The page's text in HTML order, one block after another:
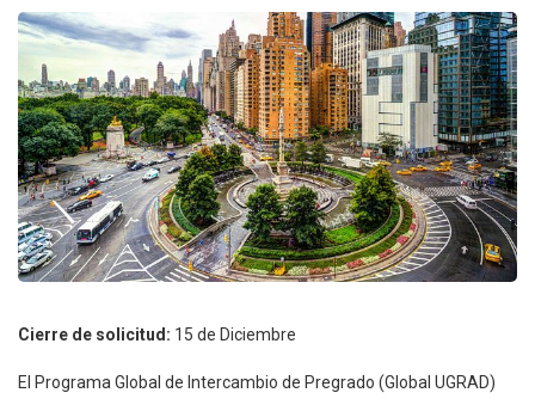
Cierre de solicitud: 15 de Diciembre
El Programa Global de Intercambio de Pregrado (Global UGRAD)